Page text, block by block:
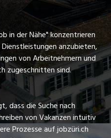
in der Nähe" konzentrieren
anzubieten,
von Arbeitnehmern und
zugeschnitten sind.
dass die Suche nach
von Vakanzen intuitiv
Prozesse auf jobzüri.ch